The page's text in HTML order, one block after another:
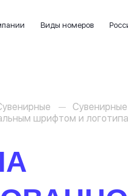
Виды номеров
шрифтом и